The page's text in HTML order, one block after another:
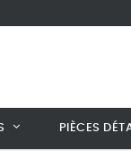
PIÈCES